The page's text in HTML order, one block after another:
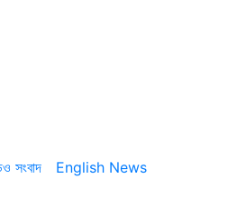
সংবাদ English News